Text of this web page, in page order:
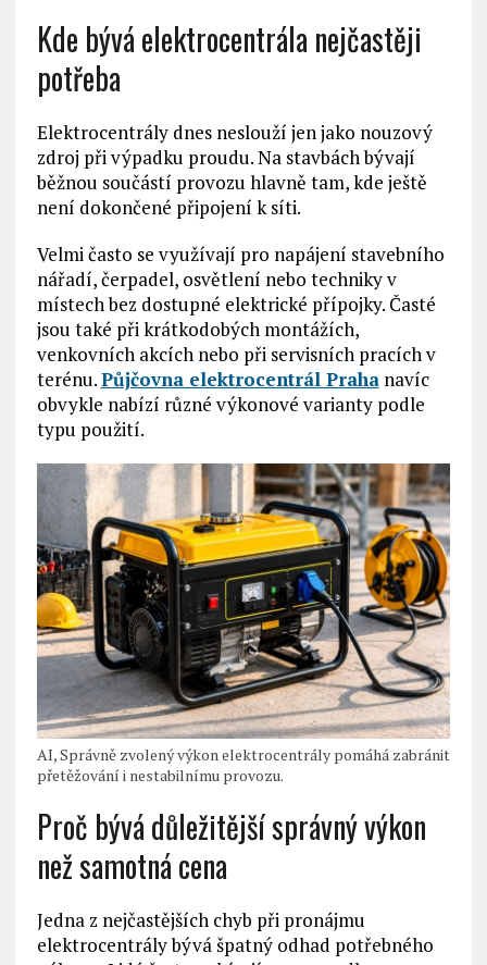
Kde bývá elektrocentrála nejčastěji
potřeba
Elektrocentrály dnes neslouží jen jako nouzový
zdroj při výpadku proudu. Na stavbách bývají
běžnou součástí provozu hlavně tam, kde ještě
není dokončené připojení k síti.
Velmi často se využívají pro napájení stavebního
nářadí, čerpadel, osvětlení nebo techniky v
místech bez dostupné elektrické přípojky. Časté
jsou také při krátkodobých montážích,
venkovních akcích nebo při servisních pracích v
terénu.Půjčovna elektrocentrál Prahanavíc
obvykle nabízí různé výkonové varianty podle
typu použití.
AI, Správně zvolený výkon elektrocentrály pomáhá zabránit
přetěžování i nestabilnímu provozu.
Proč bývá důležitější správný výkon
než samotná cena
Jedna z nejčastějších chyb při pronájmu
elektrocentrály bývá špatný odhad potřebného